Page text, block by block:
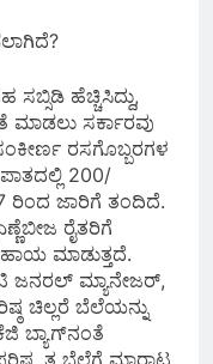
ಸಬ್ಸಿಡಿ ಹೆಚ್ಚಿಸಿದ್ದು,
ಮಾಡಲು ಸರ್ಕಾರವು
ರಸಗೊಬ್ಬರಗಳ
200/
ರಿಂದ ಜಾರಿಗೆ ತಂದಿದೆ.
ರೈತರಿಗೆ
ಮಾಡುತ್ತದೆ.
ಜನರಲ್ ಮ್ಯಾನೇಜರ್,
ಚಿಲ್ಲರೆ ಬೆಲೆಯನ್ನು
ಬ್ಯಾಗ್‌ನಂತೆ